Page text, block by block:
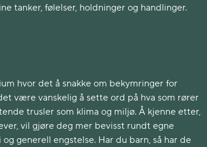
tanker, følelser, holdninger og handlinger.
hvor det å snakke om bekymringer for
være vanskelig å sette ord på hva som rører
trusler som klima og miljø. Å kjenne etter,
vil gjøre deg mer bevisst rundt egne
generell engstelse. Har du barn, så har de